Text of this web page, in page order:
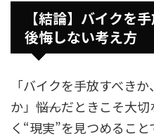
【結論】バイクを
後悔しない考え方
「バイクを手放すべき
か」――悩んだときこそ大
く“現実”を見つめること